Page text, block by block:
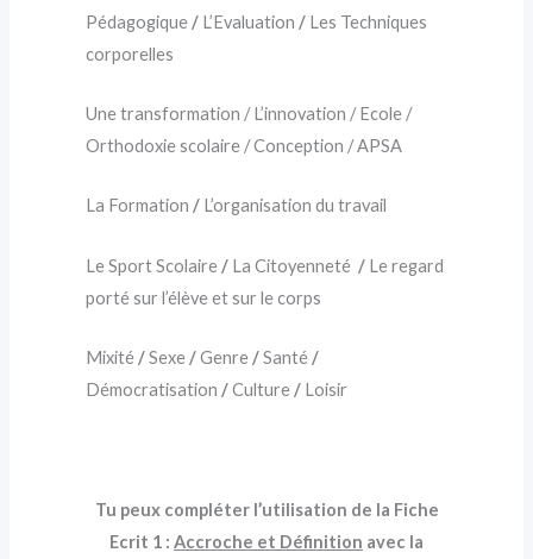
Pédagogique/ L’Evaluation/ Les Techniques
corporelles
Une transformation / L’innovation / Ecole /
Orthodoxie scolaire / Conception / APSA
La Formation / L’organisation du travail
Le Sport Scolaire/ La Citoyenneté / Le regard
porté sur l’élève et sur le corps
Mixité/Sexe/Genre/Santé /
Démocratisation/Culture/ Loisir
Tu peux compléter l’utilisation de la Fiche
Ecrit 1 : Accroche et Définition avec la